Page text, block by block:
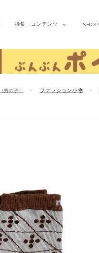
特集・ コンテンツ SHOP
（男の子） ファッション小物